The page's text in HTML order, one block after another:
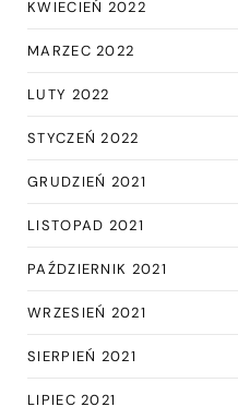
KWIECIEŃ 2022
MARZEC 2022
LUTY 2022
STYCZEŃ 2022
GRUDZIEŃ 2021
LISTOPAD 2021
PAŹDZIERNIK 2021
WRZESIEŃ 2021
SIERPIEŃ 2021
LIPIEC 2021